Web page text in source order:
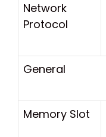
Network
Protocol
General
Memory Slot